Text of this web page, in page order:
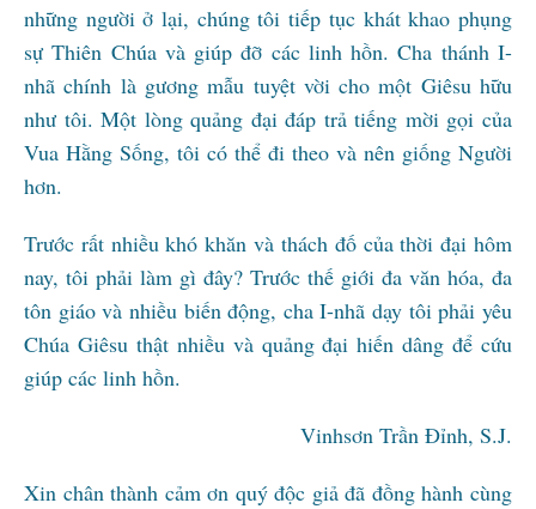
những người ở lại, chúng tôi tiếp tục khát khao phụng
sự Thiên Chúa và giúp đỡ các linh hồn. Cha thánh I-
nhã chính là gương mẫu tuyệt vời cho một Giêsu hữu
như tôi. Một lòng quảng đại đáp trả tiếng mời gọi của
Vua Hằng Sống, tôi có thể đi theo và nên giống Người
hơn.
Trước rất nhiều khó khăn và thách đố của thời đại hôm
nay, tôi phải làm gì đây? Trước thế giới đa văn hóa, đa
tôn giáo và nhiều biến động, cha I-nhã dạy tôi phải yêu
Chúa Giêsu thật nhiều và quảng đại hiến dâng để cứu
giúp các linh hồn.
Vinhsơn Trần Đỉnh, S.J.
Xin chân thành cảm ơn quý độc giả đã đồng hành cùng